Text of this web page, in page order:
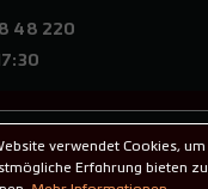
48 220
verwendet Cookies, um
Erfahrung bieten zu